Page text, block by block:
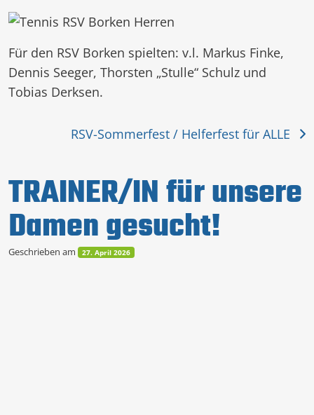
Für den RSV Borken spielten: v.l. Markus Finke,
Dennis Seeger, Thorsten „Stulle“ Schulz und
Tobias Derksen.
RSV-Sommerfest / Helferfest für ALLE
TRAINER/IN für unsere
Damen gesucht!
Geschrieben am 27. April 2026